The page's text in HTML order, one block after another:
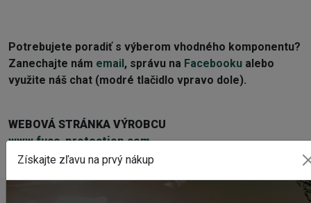
Potrebujete poradiť s výberom vhodného komponentu?
Zanechajte nám email, správu na Facebooku alebo
využite náš chat (modré tlačidlo vpravo dole).
WEBOVÁ STRÁNKA VÝROBCU
www.fuse-protection.com
Získajte zľavu na prvý nákup